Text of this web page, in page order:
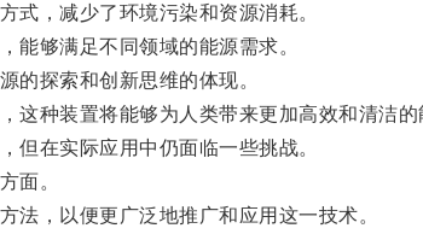
，减少了环境污染和资源消耗。
够满足不同领域的能源需求。
探索和创新思维的体现。
种装置将能够为人类带来更加高效和清洁的
在实际应用中仍面临一些挑战。
面。
，以便更广泛地推广和应用这一技术。